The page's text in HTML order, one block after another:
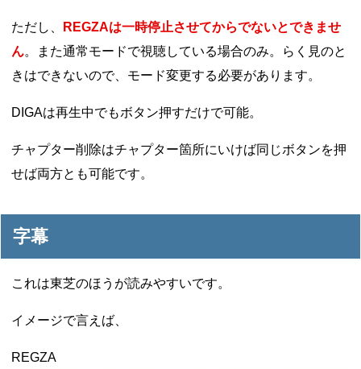
ただし、
REGZAは一時停止させてからでないとできませ
ん。また通常モードで視聴している場合のみ。らく見のと
きはできないので、モード変更する必要があります。
DIGAは再生中でもボタン押すだけで可能。
チャプター削除はチャプター箇所にいけば同じボタンを押
せば両方とも可能です。
字幕
これは東芝のほうが読みやすいです。
イメージで言えば、
REGZA